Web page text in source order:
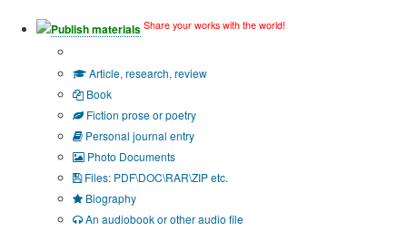
Publish materials Share your works with the world!
Article, research, review
Book
Fiction prose or poetry
Personal journal entry
Photo Documents
Files: PDF\DOC\RAR\ZIP etc.
Biography
An audiobook or other audio file